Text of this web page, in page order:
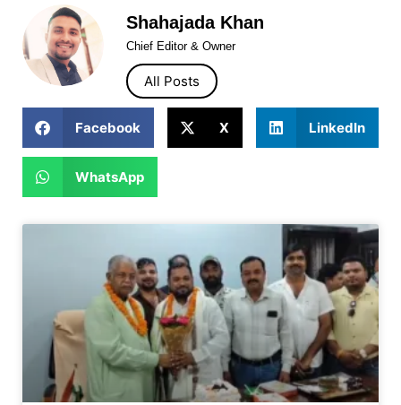
Shahajada Khan
Chief Editor & Owner
All Posts
Facebook X LinkedIn
WhatsApp